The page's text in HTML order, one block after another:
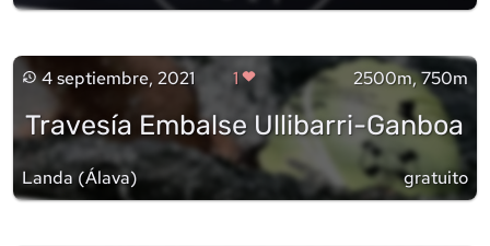
4 septiembre, 2021 1 2500m, 750m
Travesía Embalse Ullibarri-Ganboa
Landa (Álava) gratuito